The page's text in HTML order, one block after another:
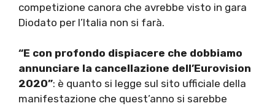
competizione canora che avrebbe visto in gara
Diodato per l’Italia non si farà.
“E con profondo dispiacere che dobbiamo
annunciare la cancellazione dell’Eurovision
2020”: è quanto si legge sul sito ufficiale della
manifestazione che quest’anno si sarebbe